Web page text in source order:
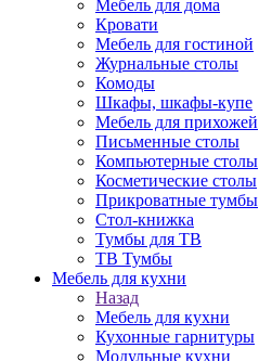
Мебель для дома
Кровати
Мебель для гостиной
Журнальные столы
Комоды
Шкафы, шкафы-купе
Мебель для прихожей
Письменные столы
Компьютерные столы
Косметические столы
Прикроватные тумбы
Стол-книжка
Тумбы для ТВ
ТВ Тумбы
Мебель для кухни
Назад
Мебель для кухни
Кухонные гарнитуры
Модульные кухни